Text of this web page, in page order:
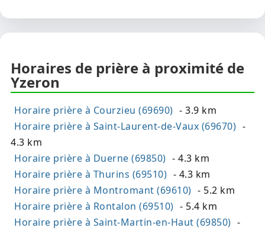
Horaires de prière à proximité de
Yzeron
Horaire prière à Courzieu (69690) - 3.9 km
Horaire prière à Saint-Laurent-de-Vaux (69670) -
4.3 km
Horaire prière à Duerne (69850) - 4.3 km
Horaire prière à Thurins (69510) - 4.3 km
Horaire prière à Montromant (69610) - 5.2 km
Horaire prière à Rontalon (69510) - 5.4 km
Horaire prière à Saint-Martin-en-Haut (69850) -